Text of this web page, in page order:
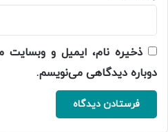
ذخیره نام، ایمیل و وبسایت
دوباره دیدگاهی می‌نویسم.